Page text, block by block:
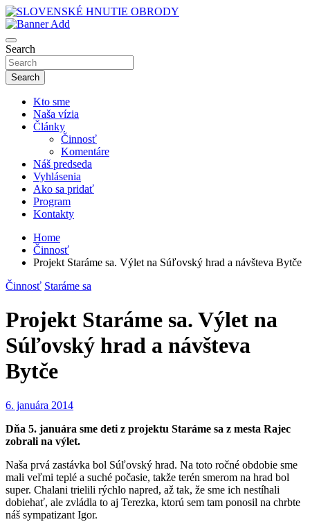
Skip
to
content
SLOVENSKÉ HNUTIE OBRODY
Search
Search
Kto sme
Naša vízia
Články
Činnosť
Komentáre
Náš predseda
Vyhlásenia
Ako sa pridať
Program
Kontakty
Home
Činnosť
Projekt Staráme sa. Výlet na Súľovský hrad a návšteva Bytče
Činnosť Staráme sa
Projekt Staráme sa. Výlet na
Súľovský hrad a návšteva
Bytče
6. januára 2014
Dňa 5. januára sme deti z projektu Staráme sa z mesta Rajec
zobrali na výlet.
Naša prvá zastávka bol Súľovský hrad. Na toto ročné obdobie sme
mali veľmi teplé a suché počasie, takže terén smerom na hrad bol
super. Chalani trielili rýchlo napred, až tak, že sme ich nestíhali
dobiehať, ale zvládla to aj Terezka, ktorú sem tam ponosil na chrbte
náš sympatizant Igor.